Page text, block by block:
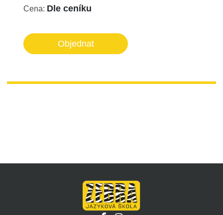
Cena: Dle ceníku
Objednat